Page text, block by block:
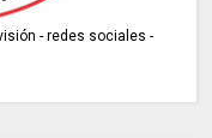
- redes sociales -